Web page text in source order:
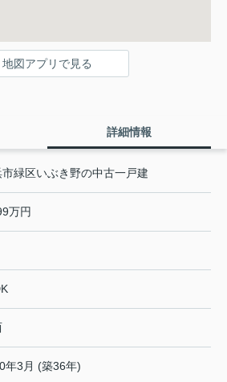
地図アプリで見る
詳細情報
緑区いぶき野の中古一戸建
万円
年3月 (築36年)